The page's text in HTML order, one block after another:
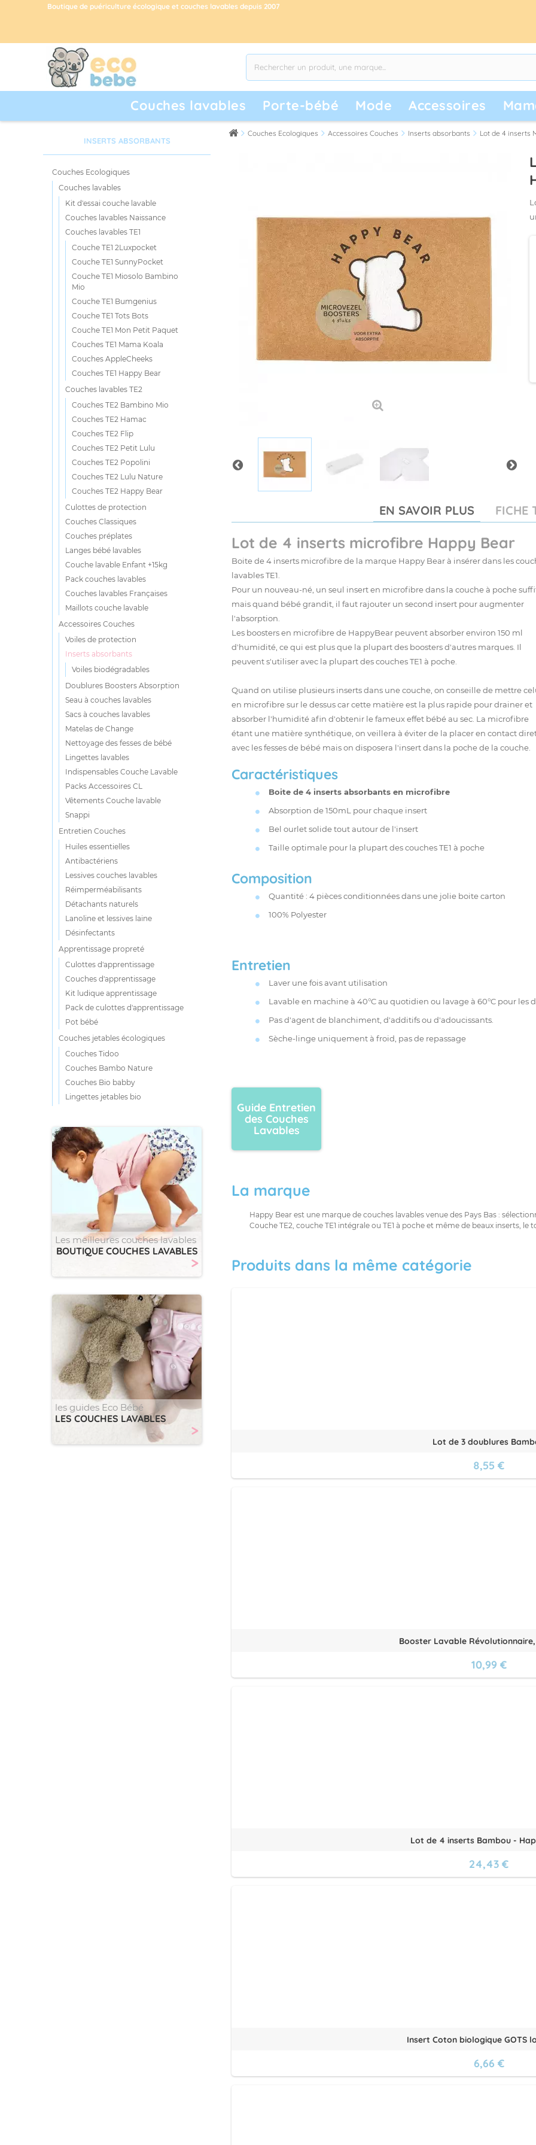
Boutique de puériculture écologique et couches lavables depuis 2007
Couches lavables Porte-bébé Mode Accessoires
INSERTS ABSORBANTS
Couches Ecologiques
Couches lavables
Kit d'essai couche lavable
Couches lavables Naissance
Couches lavables TE1
Couche TE1 2Luxpocket
Couche TE1 SunnyPocket
Couche TE1 Miosolo Bambino
Mio
Couche TE1 Bumgenius
Couche TE1 Tots Bots
Couche TE1 Mon Petit Paquet
Couches TE1 Mama Koala
Couches AppleCheeks
Couches TE1 Happy Bear
Couches lavables TE2
Couches TE2 Bambino Mio
Couches TE2 Hamac
Couches TE2 Flip
Couches TE2 Petit Lulu
Couches TE2 Popolini
Couches TE2 Lulu Nature
Couches TE2 Happy Bear
Culottes de protection
Couches Classiques
Couches préplates
Langes bébé lavables
Couche lavable Enfant +15kg
Pack couches lavables
Couches lavables Françaises
Maillots couche lavable
Accessoires Couches
Voiles de protection
Inserts absorbants
Voiles biodégradables
Doublures Boosters Absorption
Seau à couches lavables
Sacs à couches lavables
Matelas de Change
Nettoyage des fesses de bébé
Lingettes lavables
Indispensables Couche Lavable
Packs Accessoires CL
Vêtements Couche lavable
Snappi
Entretien Couches
Huiles essentielles
Antibactériens
Lessives couches lavables
Réimperméabilisants
Détachants naturels
Lanoline et lessives laine
Désinfectants
Apprentissage propreté
Culottes d'apprentissage
Couches d'apprentissage
Kit ludique apprentissage
Pack de culottes d'apprentissage
Pot bébé
Couches jetables écologiques
Couches Tidoo
Couches Bambo Nature
Couches Bio babby
Lingettes jetables bio
Les meilleures couches lavables
BOUTIQUE COUCHES LAVABLES
>
les guides Eco Bébé
LES COUCHES LAVABLES
>
Couches Ecologiques Accessoires Couches Inserts absorbants Lot de 4 inserts
EN SAVOIR PLUS FICHE
Lot de 4 inserts microfibre Happy Bear
Boite de 4 inserts microfibrede la marque Happy Bear à insérer dans les
lavablesTE1.
Pour un nouveau-né, un seul insert en microfibredans la couche à poche
mais quand bébé grandit, il faut rajouter un second insert pour augmenter
l'absorption.
Les boostersen microfibre de HappyBear peuvent absorber environ 150 ml
d'humidité, ce qui est plus que la plupart des boosters d'autres marques. Il
peuvent s'utiliser avec la plupart des couches TE1 à poche.
Quand on utilise plusieurs inserts dans une couche, on conseille de mettre
en microfibre sur le dessus car cette matière est la plus rapide pour drainer et
absorber l'humidité afin d'obtenir le fameux effet bébé au sec. La microfibre
étant une matière synthétique, on veillera à éviter de la placer en contact
avec les fesses de bébé mais on disposera l'insert dans la poche de la couche.
Caractéristiques
Boite de 4inserts absorbants en microfibre
Absorption de 150mL pour chaque insert
Bel ourlet solide tout autour de l'insert
Taille optimale pour la plupart des couches TE1 à poche
Composition
Quantité : 4 pièces conditionnées dans une jolie boite carton
100% Polyester
Entretien
Laver une fois avant utilisation
Lavable en machine à 40°C au quotidien ou lavage à 60°C pour les
Pas d'agent de blanchiment, d'additifs ou d'adoucissants.
Sèche-linge uniquement à froid, pas de repassage
Guide Entretien
des Couches
Lavables
La marque
Happy Bear est une marque de couches lavables venue des Pays Bas :
Couche TE2, couche TE1 intégrale ou TE1 à poche et même de beaux inserts,
Produits dans la même catégorie
Lot de 3 doublures
8,55 €
Booster Lavable Révolutionnaire,
10,99 €
Lot de 4 inserts Bambou -
24,43 €
Insert Coton biologique GOTS
6,66 €